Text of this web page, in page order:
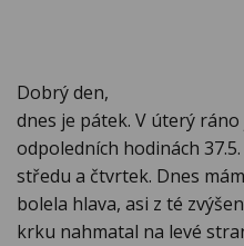
Dobrý den,
dnes je pátek. V úterý
odpoledních hodinách
středu a čtvrtek. Dnes
bolela hlava, asi z té
krku nahmatal na levé